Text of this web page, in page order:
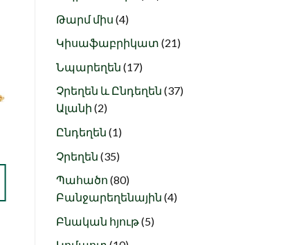
Թարմ միս 44
products
Կիսաֆաբրիկատ 2121
Նպարեղեն 1717
products
Չրեղեն և Ընդեղեն 3737
Ալանի 22
Ընդեղեն 11
Չրեղեն 3535
Պահածո 8080
products
Բանջարեղենային 44
Բնական հյութ 55
նախընտրած
Գետնանուշի
կարագ (250 գր)
AMD
+ ԱՎԵԼԱՑՆԵԼ